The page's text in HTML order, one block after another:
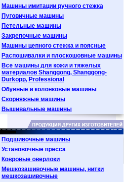
Машины имитации ручного стежка
Пуговичные машины
Петельные машины
Закрепочные машины
Машины цепного стежка и поясные
Распошивалки и плоскошовные машины
Все машины для кожи и тяжелых
материалов Shanggong, Shanggong-
Durkopp, Professional
Обувные и колонковые машины
Скорняжные машины
Вышивальные машины
Подшивочные машины
Установочные пресса
Ковровые оверлоки
Мешкозашивочные машины, нитки
мешкозашивочные